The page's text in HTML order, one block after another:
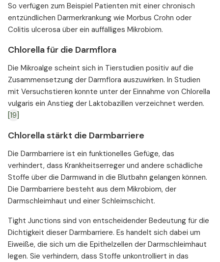
So verfügen zum Beispiel Patienten mit einer chronisch
entzündlichen Darmerkrankung wie Morbus Crohn oder
Colitis ulcerosa über ein auffälliges Mikrobiom.
Chlorella für die Darmflora
Die Mikroalge scheint sich in Tierstudien positiv auf die
Zusammensetzung der Darmflora auszuwirken. In Studien
mit Versuchstieren konnte unter der Einnahme von Chlorella
vulgaris ein Anstieg der Laktobazillen verzeichnet werden.
[19]
Chlorella stärkt die Darmbarriere
Die Darmbarriere ist ein funktionelles Gefüge, das
verhindert, dass Krankheitserreger und andere schädliche
Stoffe über die Darmwand in die Blutbahn gelangen können.
Die Darmbarriere besteht aus dem Mikrobiom, der
Darmschleimhaut und einer Schleimschicht.
Tight Junctions sind von entscheidender Bedeutung für die
Dichtigkeit dieser Darmbarriere. Es handelt sich dabei um
Eiweiße, die sich um die Epithelzellen der Darmschleimhaut
legen. Sie verhindern, dass Stoffe unkontrolliert in das